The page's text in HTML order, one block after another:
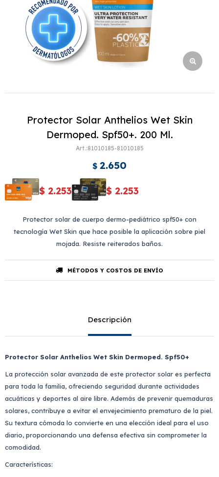
Protector Solar Anthelios Wet Skin
Dermoped. Spf50+. 200 Ml.
81010185-81010185
$ 2.650
$ 2.253 $ 2.253
Protector solar de cuerpo dermo-pediátrico spf50+ con
tecnología Wet Skin que hace posible la aplicación sobre piel
mojada. Resiste reiterados baños.
MÉTODOS Y COSTOS DE ENVÍO
Descripción
Protector Solar Anthelios Wet Skin Dermoped. Spf50+
La protección solar avanzada de este protector solar es perfecta
para toda la familia, ofreciendo seguridad durante actividades
acuáticas y deportes al aire libre. Además de prevenir quemaduras
solares, contribuye a evitar el envejecimiento prematuro de la piel.
Su textura cómoda lo convierte en una elección ideal para el uso
diario, proporcionando una defensa efectiva sin comprometer la
comodidad.
Características: